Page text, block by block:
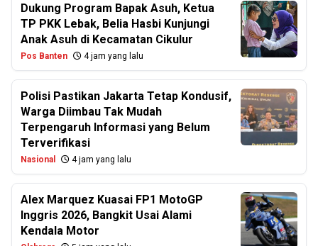
Dukung Program Bapak Asuh, Ketua
TP PKK Lebak, Belia Hasbi Kunjungi
Anak Asuh di Kecamatan Cikulur
Pos Banten 4 jam yang lalu
Polisi Pastikan Jakarta Tetap Kondusif,
Warga Diimbau Tak Mudah
Terpengaruh Informasi yang Belum
Terverifikasi
Nasional 4 jam yang lalu
Alex Marquez Kuasai FP1 MotoGP
Inggris 2026, Bangkit Usai Alami
Kendala Motor